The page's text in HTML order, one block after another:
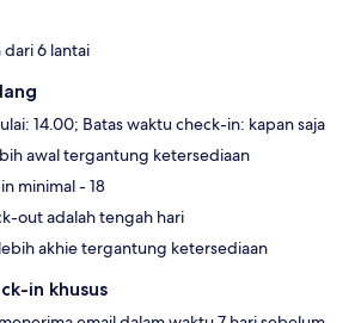
6 lantai
14.00; Batas waktu check-in: kapan saja
awal tergantung ketersediaan
minimal - 18
out adalah tengah hari
akhie tergantung ketersediaan
in khusus